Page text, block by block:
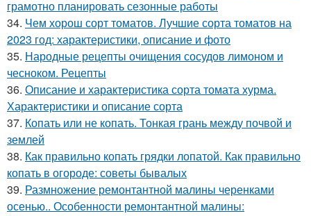
грамотно планировать сезонные работы
34. Чем хорош сорт томатов. Лучшие сорта томатов на
2023 год: характеристики, описание и фото
35. Народные рецепты очищения сосудов лимоном и
чесноком. Рецепты
36. Описание и характеристика сорта томата хурма.
Характеристики и описание сорта
37. Копать или не копать. Тонкая грань между почвой и
землей
38. Как правильно копать грядки лопатой. Как правильно
копать в огороде: советы бывалых
39. Размножение ремонтантной малины черенками
осенью.. Особенности ремонтантной малины: